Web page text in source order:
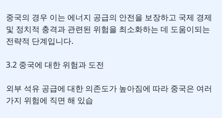
중국의 경우 이는 에너지 공급의 안전을 보장하고 국제 경제
및 정치적 충격과 관련된 위험을 최소화하는 데 도움이되는
전략적 단계입니다.
3.2 중국에 대한 위험과 도전
외부 석유 공급에 대한 의존도가 높아짐에 따라 중국은 여러
가지 위험에 직면 해 있습